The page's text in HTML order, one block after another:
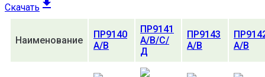
Скачать
Наименование
ПР9140
А/В
ПР9141
А/В/С/
Д
ПР9143
А/В
А/В